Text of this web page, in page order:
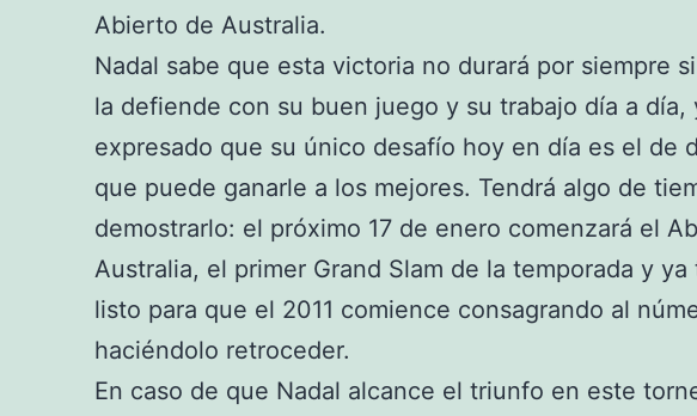
Abierto de Australia.
Nadal sabe que esta victoria no durará por siempre
la defiende con su buen juego y su trabajo día a día,
expresado que su único desafío hoy en día es el de
que puede ganarle a los mejores. Tendrá algo de
demostrarlo: el próximo 17 de enero comenzará el
Australia, el primer Grand Slam de la temporada y ya
listo para que el 2011 comience consagrando al
haciéndolo retroceder.
En caso de que Nadal alcance el triunfo en este